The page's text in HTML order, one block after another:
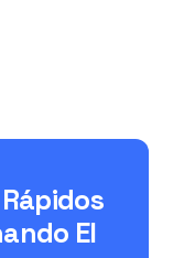
El